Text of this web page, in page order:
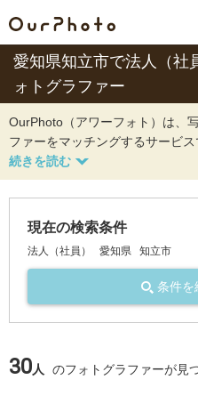
愛知県知立市で法人（社
ォトグラファー
OurPhoto（アワーフォト）は、
ファーをマッチングするサービス
現在の検索条件
法人（社員） 愛知県 知立市
条件を
30人 のフォトグラファーが見